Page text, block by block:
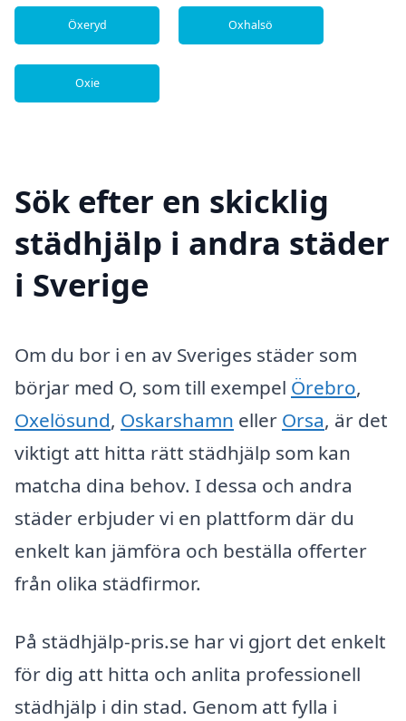
Öxeryd Oxhalsö
Oxie
Sök efter en skicklig
städhjälp i andra städer
i Sverige
Om du bor i en av Sveriges städer som
börjar med O, som till exempel Örebro,
Oxelösund, Oskarshamn eller Orsa, är det
viktigt att hitta rätt städhjälp som kan
matcha dina behov. I dessa och andra
städer erbjuder vi en plattform där du
enkelt kan jämföra och beställa offerter
från olika städfirmor.
På städhjälp-pris.se har vi gjort det enkelt
för dig att hitta och anlita professionell
städhjälp i din stad. Genom att fylla i